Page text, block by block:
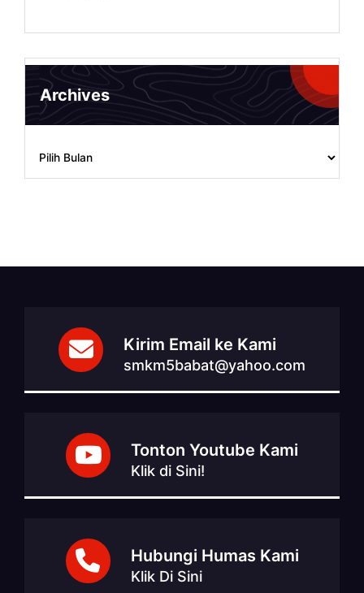
Archives
Kirim Email ke Kami
smkm5babat@yahoo.com
Tonton Youtube Kami
Klik di Sini!
Hubungi Humas Kami
Klik Di Sini